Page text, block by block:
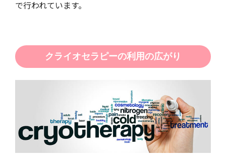
で行われています。
クライオセラピーの利用の広がり